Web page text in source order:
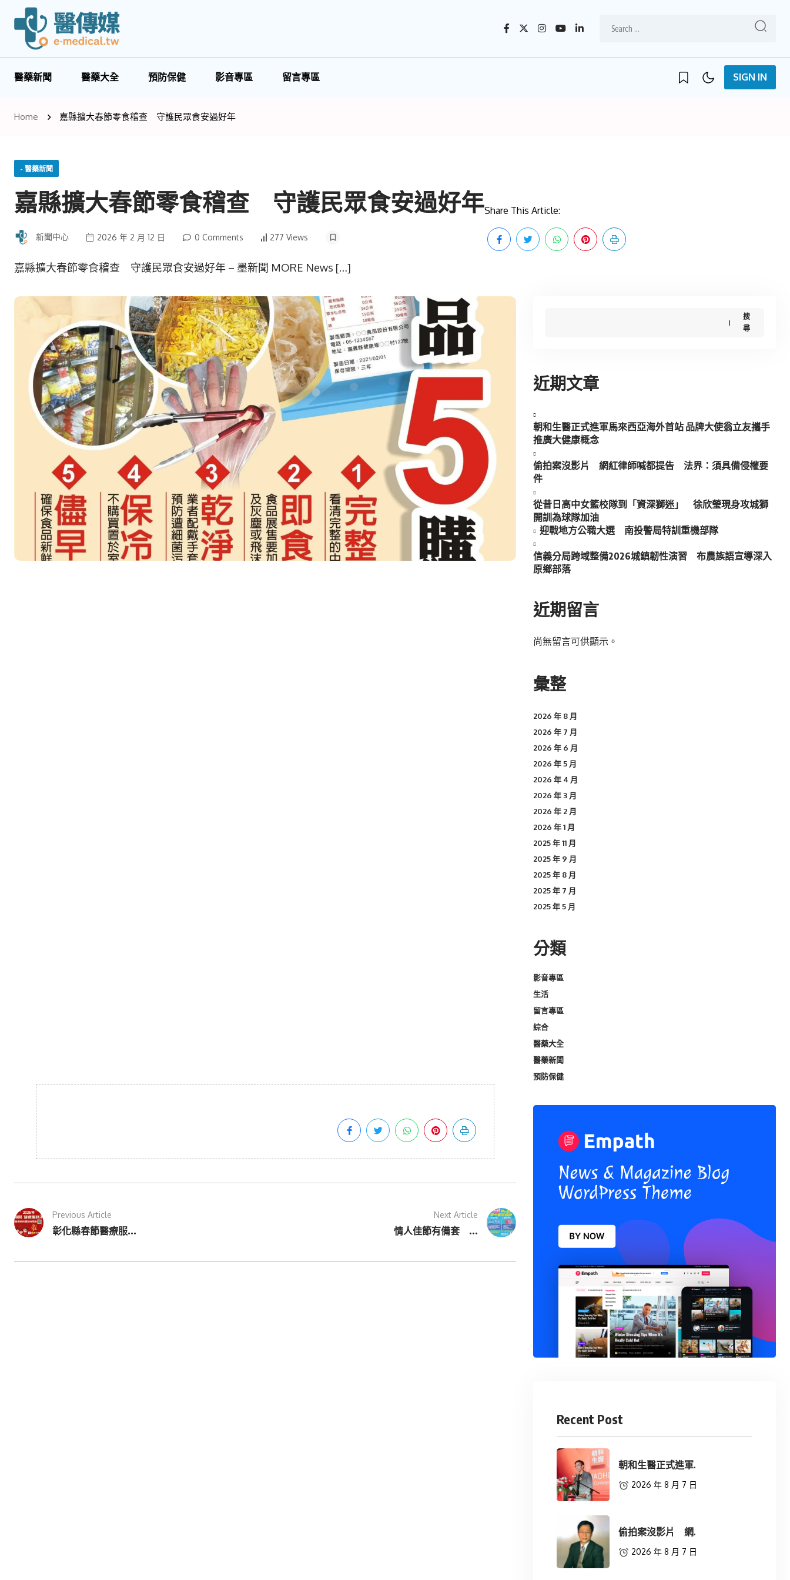
醫藥新聞 醫藥大全 預防保健 影音專區 留言專區 SIGN IN
Home 嘉縣擴大春節零食稽查 守護民眾食安過好年
- 醫藥新聞
嘉縣擴大春節零食稽查 守護民眾食安過好年
新聞中心 2026 年 2 月 12 日 0 Comments 277 Views
嘉縣擴大春節零食稽查 守護民眾食安過好年 – 墨新聞 MORE News […]
Share This Article:
Previous Article
彰化縣春節醫療服...
Next Article
情人佳節有備套 ...
搜
尋
近期文章
朝和生醫正式進軍馬來西亞海外首站 品牌大使翁立友攜手
推廣大健康概念
偷拍案沒影片 網紅律師喊都提告 法界：須具備侵權要
件
從昔日高中女籃校隊到「資深獅迷」 徐欣瑩現身攻城獅
開訓為球隊加油
迎戰地方公職大選 南投警局特訓重機部隊
信義分局跨域整備2026城鎮韌性演習 布農族語宣導深入
原鄉部落
近期留言
尚無留言可供顯示。
彙整
2026 年 8 月
2026 年 7 月
2026 年 6 月
2026 年 5 月
2026 年 4 月
2026 年 3 月
2026 年 2 月
2026 年 1 月
2025 年 11 月
2025 年 9 月
2025 年 8 月
2025 年 7 月
2025 年 5 月
分類
影音專區
生活
留言專區
綜合
醫藥大全
醫藥新聞
預防保健
Recent Post
朝和生醫正式進軍.
2026 年 8 月 7 日
偷拍案沒影片 網.
2026 年 8 月 7 日